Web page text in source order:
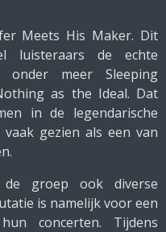
Meets His Maker. Dit
luisteraars de echte
onder meer Sleeping
as the Ideal. Dat
in de legendarische
gezien als een van
de groep ook diverse
is namelijk voor een
concerten. Tijdens